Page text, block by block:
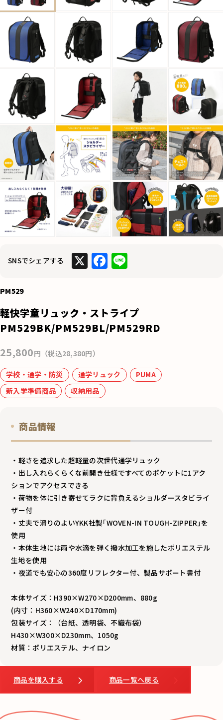
SNSでシェアする X F
e
b
k
Li
PM529
軽快学童リュック・ストライプ
PM529BK/PM529BL/PM529RD
25,800円（税込28,380円）
学校・通学・防災 通学リュック
PUMA
新入学準備商品
収納用品
商品情報
・軽さを追求した超軽量の次世代通学リュック
・出し入れらくらくな前開き仕様ですべてのポケットに1アク
ションでアクセスできる
・荷物を体に引き寄せてラクに背負えるショルダースタビライ
ザー付
・丈夫で滑りのよいYKK社製｢WOVEN-IN TOUGH-ZIPPER｣を
使用
・本体生地には雨や水滴を弾く撥水加工を施したポリエステル
生地を使用
・夜道でも安心の360度リフレクター付、製品サポート書付
本体サイズ：H390×W270×D200mm、880g
(内寸：H360×W240×D170mm)
包装サイズ：（台紙、透明袋、不織布袋）
H430×W300×D230mm、1050g
商品を購入する 商品一覧へ戻る